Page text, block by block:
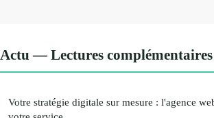
Actu — Lectures complémentaires
Votre stratégie digitale sur mesure : l'agence